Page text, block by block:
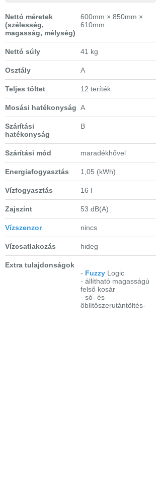
Nettó méretek
(szélesség,
magasság, mélység)
600mm × 850mm ×
610mm
Nettó súly 41 kg
Osztály A
Teljes töltet 12 teríték
Mosási hatékonyság A
Szárítási
hatékonyság
B
Szárítási mód maradékhővel
Energiafogyasztás 1,05 (kWh)
Vízfogyasztás 16 l
Zajszint 53 dB(A)
Vízszenzor nincs
Vízcsatlakozás hideg
Extra tulajdonságok
- Fuzzy Logic
- állítható magasságú
felső kosár
- só- és
öblítőszerutántöltés-